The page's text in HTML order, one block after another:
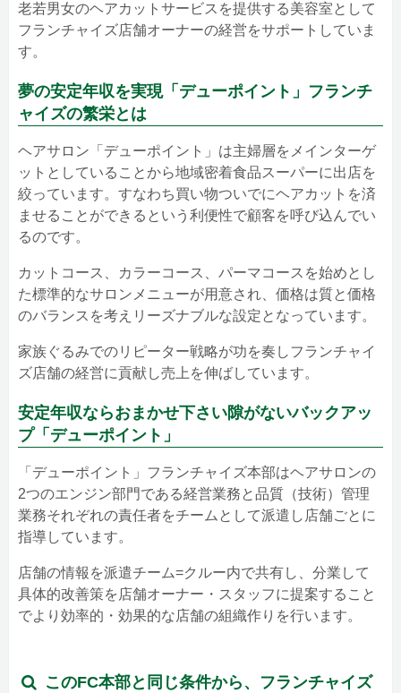
老若男女のヘアカットサービスを提供する美容室として
フランチャイズ店舗オーナーの経営をサポートしていま
す。
夢の安定年収を実現「デューポイント」フランチ
ャイズの繁栄とは
ヘアサロン「デューポイント」は主婦層をメインターゲ
ットとしていることから地域密着食品スーパーに出店を
絞っています。すなわち買い物ついでにヘアカットを済
ませることができるという利便性で顧客を呼び込んでい
るのです。
カットコース、カラーコース、パーマコースを始めとし
た標準的なサロンメニューが用意され、価格は質と価格
のバランスを考えリーズナブルな設定となっています。
家族ぐるみでのリピーター戦略が功を奏しフランチャイ
ズ店舗の経営に貢献し売上を伸ばしています。
安定年収ならおまかせ下さい隙がないバックアッ
プ「デューポイント」
「デューポイント」フランチャイズ本部はヘアサロンの
2つのエンジン部門である経営業務と品質（技術）管理
業務それぞれの責任者をチームとして派遣し店舗ごとに
指導しています。
店舗の情報を派遣チーム=クルー内で共有し、分業して
具体的改善策を店舗オーナー・スタッフに提案すること
でより効率的・効果的な店舗の組織作りを行います。
このFC本部と同じ条件から、フランチャイズ